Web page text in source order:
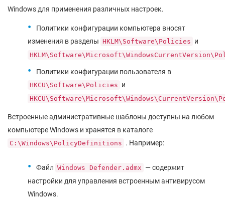
Windows для применения различных настроек.
Политики конфигурации компьютера вносят
изменения в разделы HKLM\Software\Policies и
Политики конфигурации пользователя в
HKCU\Software\Policies и
Встроенные административные шаблоны доступны на любом
компьютере Windows и хранятся в каталоге
C:\Windows\PolicyDefinitions . Например:
Файл Windows Defender.admx — содержит
настройки для управления встроенным антивирусом
Windows.